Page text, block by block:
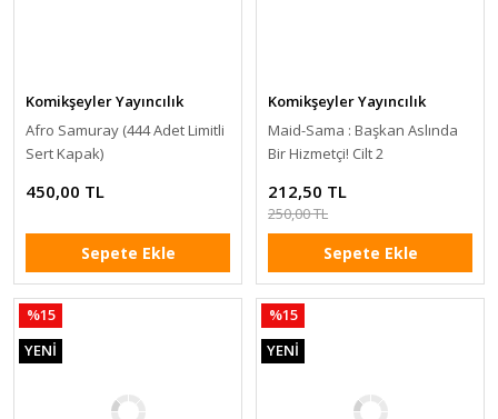
Komikşeyler Yayıncılık
Afro Samuray (444 Adet Limitli
Sert Kapak)
450,00 TL
Sepete Ekle
Komikşeyler Yayıncılık
Maid-Sama : Başkan Aslında
Bir Hizmetçi! Cilt 2
212,50 TL
250,00 TL
Sepete Ekle
%15
YENİ
%15
YENİ